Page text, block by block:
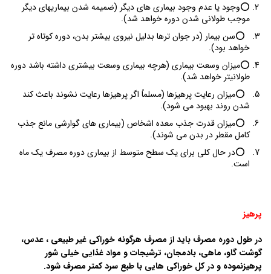
⭕️وجود یا عدم وجود بیماری ­های دیگر (ضمیمه شدن بیماری­های دیگر
موجب طولانی شدن دوره خواهد شد).
⭕️سن بیمار (در جوان­ ترها بدلیل نیروی بیشتر بدن، دوره کوتاه تر
خواهد بود).
⭕️میزان وسعت بیماری (هرچه بیماری وسعت بیشتری داشته باشد دوره
طولانی­تر خواهد شد).
⭕️میزان رعایت پرهیزها (مسلماً اگر پرهیزها رعایت نشوند باعث کند
شدن روند بهبود می ­شود).
⭕️میزان قدرت جذب معده اشخاص (بیماری­ های گوارشی مانع جذب
کامل مقطر در بدن می ­شوند).
⭕️در حال کلی برای یک سطح متوسط از بیماری دوره مصرف یک ماه
است.
پرهیز
در طول دوره مصرف باید از مصرف هرگونه خوراکی غیر طبیعی ، عدس،
گوشت گاو، ماهی، بادمجان، ترشیجات و مواد غذایی خیلی شور
پرهیزنموده و در کل خوراکی­ هایی با طبع سرد کمتر مصرف شود.